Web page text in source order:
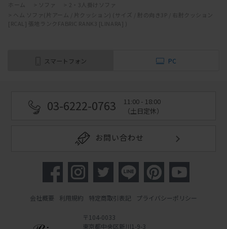
ホーム ソファ
2・3人掛けソファ
ヘム ソファ(片アーム / 片クッション) (サイズ / 肘の向き3P / 右肘クッション
[RCAL] 張地ランクFABRIC RANK3 [LINARA] )
スマートフォン PC
03-6222-0763
11:00 - 18:00
（土日定休）
お問い合わせ
会社概要 利用規約 特定商取引表記 プライバシーポリシー
〒104-0033
東京都中央区新川1-9-3